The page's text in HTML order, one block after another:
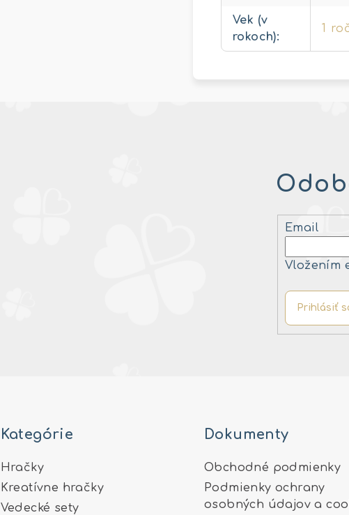
Vek (v
rokoch):
1
Email
Vložením
Prihlásiť
Kategórie
Hračky
Kreatívne hračky
Vedecké sety
Dokumenty
Obchodné podmienky
Podmienky ochrany
osobných údajov a